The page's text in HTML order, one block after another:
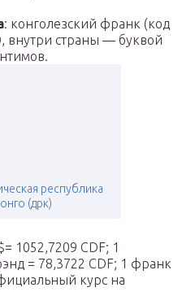
: конголезский франк (код
внутри страны — буквой
республика
(дрк)
1052,7209 CDF; 1
= 78,3722 CDF; 1 франк
курс на